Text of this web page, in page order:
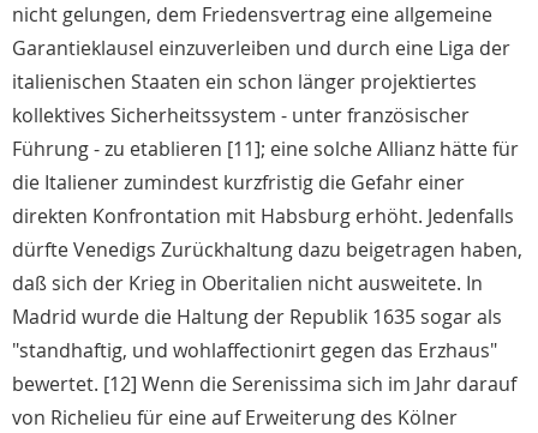
nicht gelungen, dem Friedensvertrag eine allgemeine
Garantieklausel einzuverleiben und durch eine Liga der
italienischen Staaten ein schon länger projektiertes
kollektives Sicherheitssystem - unter französischer
Führung - zu etablieren [11]; eine solche Allianz hätte für
die Italiener zumindest kurzfristig die Gefahr einer
direkten Konfrontation mit Habsburg erhöht. Jedenfalls
dürfte Venedigs Zurückhaltung dazu beigetragen haben,
daß sich der Krieg in Oberitalien nicht ausweitete. In
Madrid wurde die Haltung der Republik 1635 sogar als
"standhaftig, und wohlaffectionirt gegen das Erzhaus"
bewertet. [12] Wenn die Serenissima sich im Jahr darauf
von Richelieu für eine auf Erweiterung des Kölner